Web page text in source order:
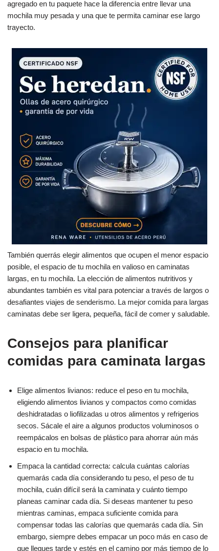
agregado en tu paquete hace la diferencia entre llevar una
mochila muy pesada y una que te permita caminar ese largo
trayecto.
También querrás elegir alimentos que ocupen el menor espacio
posible, el espacio de tu mochila en valioso en caminatas
largas, en tu mochila. La elección de alimentos nutritivos y
abundantes también es vital para potenciar a través de largos o
desafiantes viajes de senderismo. La mejor comida para largas
caminatas debe ser ligera, pequeña, fácil de comer y saludable.
Consejos para planificar
comidas para caminata largas
Elige alimentos livianos: reduce el peso en tu mochila,
eligiendo alimentos livianos y compactos como comidas
deshidratadas o liofilizadas u otros alimentos y refrigerios
secos. Sácale el aire a algunos productos voluminosos o
reempácalos en bolsas de plástico para ahorrar aún más
espacio en tu mochila.
Empaca la cantidad correcta: calcula cuántas calorías
quemarás cada día considerando tu peso, el peso de tu
mochila, cuán difícil será la caminata y cuánto tiempo
planeas caminar cada día. Si deseas mantener tu peso
mientras caminas, empaca suficiente comida para
compensar todas las calorías que quemarás cada día. Sin
embargo, siempre debes empacar un poco más en caso de
que llegues tarde y estés en el camino por más tiempo de lo